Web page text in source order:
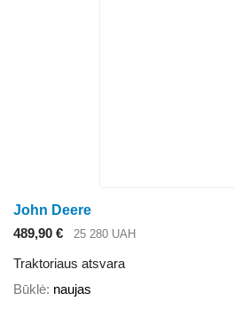
John Deere
489,90 €
25 280 UAH
Traktoriaus atsvara
Būklė naujas